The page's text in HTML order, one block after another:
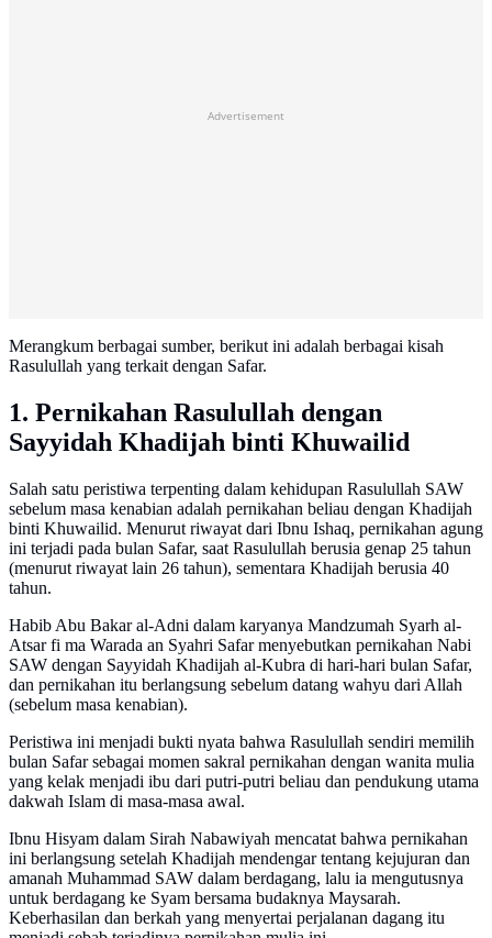
Advertisement
Merangkum berbagai sumber, berikut ini adalah berbagai kisah
Rasulullah yang terkait dengan Safar.
1. Pernikahan Rasulullah dengan
Sayyidah Khadijah binti Khuwailid
Salah satu peristiwa terpenting dalam kehidupan Rasulullah SAW
sebelum masa kenabian adalah pernikahan beliau dengan Khadijah
binti Khuwailid. Menurut riwayat dari Ibnu Ishaq, pernikahan agung
ini terjadi pada bulan Safar, saat Rasulullah berusia genap 25 tahun
(menurut riwayat lain 26 tahun), sementara Khadijah berusia 40
tahun.
Habib Abu Bakar al-Adni dalam karyanya Mandzumah Syarh al-
Atsar fi ma Warada an Syahri Safar menyebutkan pernikahan Nabi
SAW dengan Sayyidah Khadijah al-Kubra di hari-hari bulan Safar,
dan pernikahan itu berlangsung sebelum datang wahyu dari Allah
(sebelum masa kenabian).
Peristiwa ini menjadi bukti nyata bahwa Rasulullah sendiri memilih
bulan Safar sebagai momen sakral pernikahan dengan wanita mulia
yang kelak menjadi ibu dari putri-putri beliau dan pendukung utama
dakwah Islam di masa-masa awal.
Ibnu Hisyam dalam Sirah Nabawiyah mencatat bahwa pernikahan
ini berlangsung setelah Khadijah mendengar tentang kejujuran dan
amanah Muhammad SAW dalam berdagang, lalu ia mengutusnya
untuk berdagang ke Syam bersama budaknya Maysarah.
Keberhasilan dan berkah yang menyertai perjalanan dagang itu